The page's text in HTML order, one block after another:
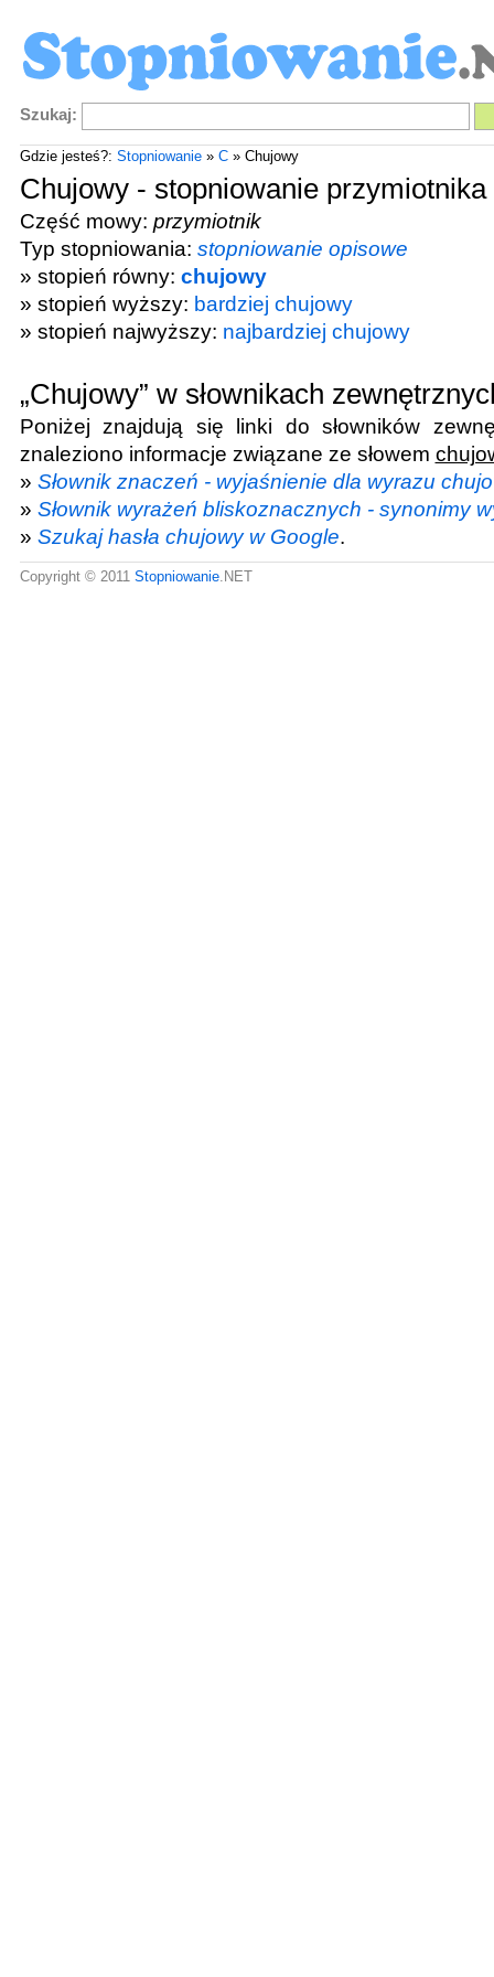
Szukaj:
Gdzie jesteś?: Stopniowanie» C» Chujowy
Chujowy - stopniowanie przymiotnika
Część mowy: przymiotnik
Typ stopniowania: stopniowanie opisowe
» stopień równy: chujowy
» stopień wyższy: bardziej chujowy
» stopień najwyższy: najbardziej chujowy
„Chujowy” w słownikach
Poniżej znajdują się linki do słowników
znaleziono informacje związane ze słowem
» Słownik znaczeń - wyjaśnienie dla wyrazu
» Słownik wyrażeń bliskoznacznych - synonimy
» Szukaj hasła chujowy w Google.
Copyright © 2011 Stopniowanie.NET